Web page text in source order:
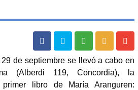
de septiembre se llevó a cabo en
(Alberdi 119, Concordia), la
primer libro de María Aranguren: